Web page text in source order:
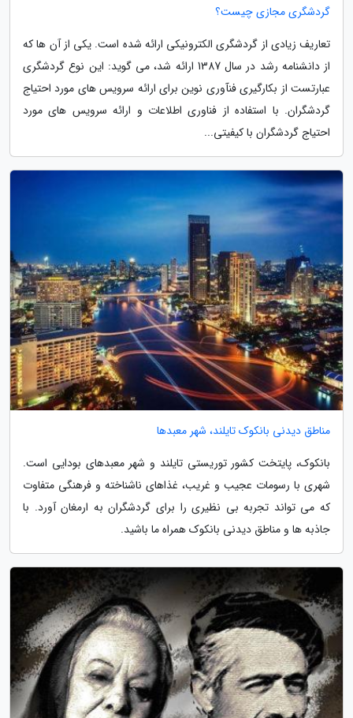
گردشگری مجازی چیست؟
تعاریف زیادی از گردشگری الکترونیکی ارائه شده است. یکی از آن ها که
از دانشنامه رشد در سال 1387 ارائه شد، می گوید: این نوع گردشگری
عبارتست از بکارگیری فنآوری نوین برای ارائه سرویس های مورد احتیاج
گردشگران. با استفاده از فناوری اطلاعات و ارائه سرویس های مورد
احتیاج گردشگران با کیفیتی...
مناطق دیدنی بانکوک تایلند، شهر معبدها
بانکوک، پایتخت کشور توریستی تایلند و شهر معبدهای بودایی است.
شهری با رسومات عجیب و غریب، غذاهای ناشناخته و فرهنگی متفاوت
که می تواند تجربه بی نظیری را برای گردشگران به ارمغان آورد. با
جاذبه ها و مناطق دیدنی بانکوک همراه ما باشید.